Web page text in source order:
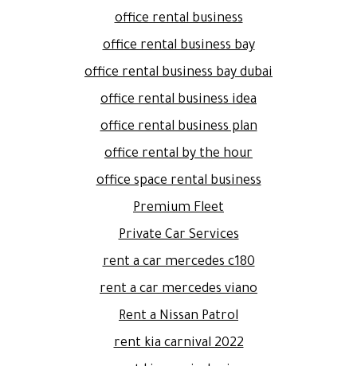
office rental business
office rental business bay
office rental business bay dubai
office rental business idea
office rental business plan
office rental by the hour
office space rental business
Premium Fleet
Private Car Services
rent a car mercedes c180
rent a car mercedes viano
Rent a Nissan Patrol
rent kia carnival 2022